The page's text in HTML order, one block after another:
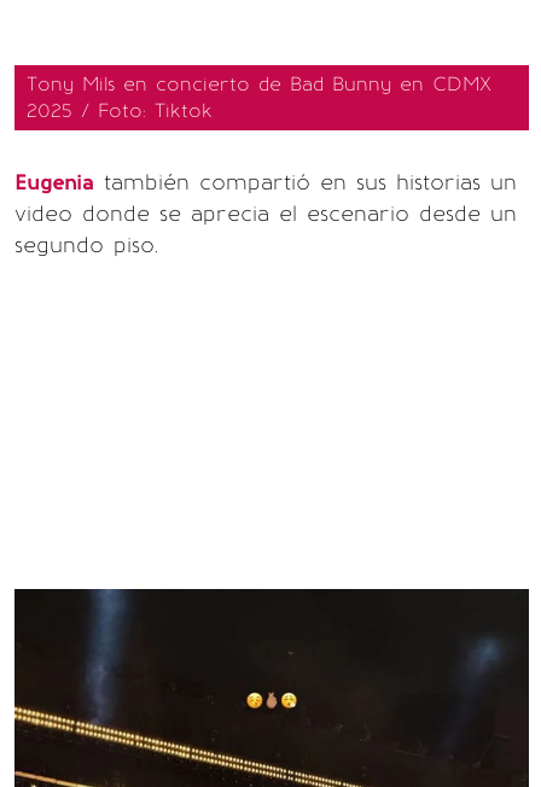
Tony Mils en concierto de Bad Bunny en CDMX
2025 / Foto: Tiktok
Eugenia también compartió en sus historias un
video donde se aprecia el escenario desde un
segundo piso.